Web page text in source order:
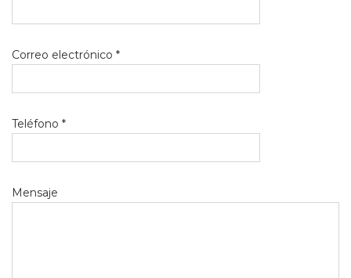
Correo electrónico *
Teléfono *
Mensaje